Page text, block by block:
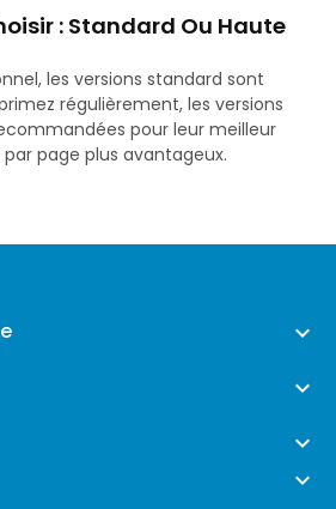
: Standard Ou Haute
les versions standard sont
régulièrement, les versions
pour leur meilleur
page plus avantageux.



